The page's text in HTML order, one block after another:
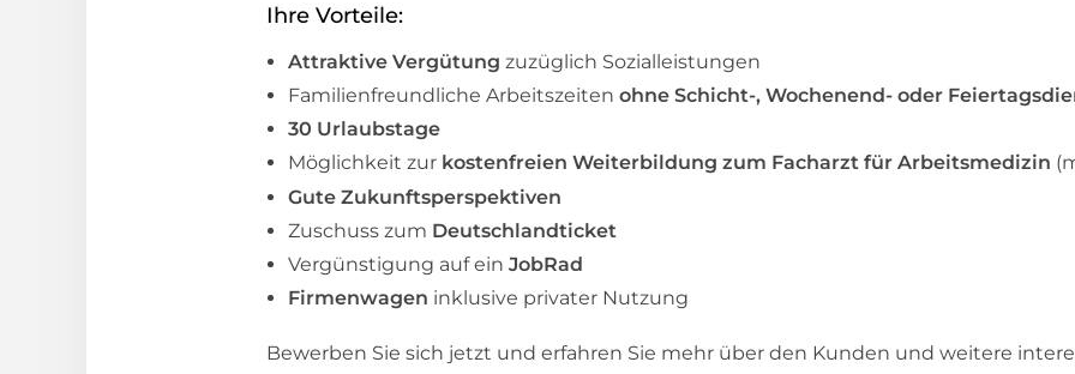
Ihre Vorteile:
Attraktive Vergütung zuzüglich Sozialleistungen
Familienfreundliche Arbeitszeiten ohne Schicht-, Wochenend- oder
30 Urlaubstage
Möglichkeit zur kostenfreien Weiterbildung zum Facharzt für Arbeitsmedizin
Gute Zukunftsperspektiven
Zuschuss zum Deutschlandticket
Vergünstigung auf ein JobRad
Firmenwagen inklusive privater Nutzung
Bewerben Sie sich jetzt und erfahren Sie mehr über den Kunden und weitere